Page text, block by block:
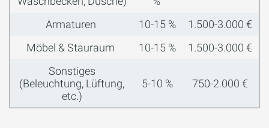
Armaturen 10-15 %
1.500-3.000 €
Möbel & Stauraum
10-15 %
1.500-3.000 €
Sonstiges
(Beleuchtung, Lüftung,
etc.)
5-10 % 750-2.000 €